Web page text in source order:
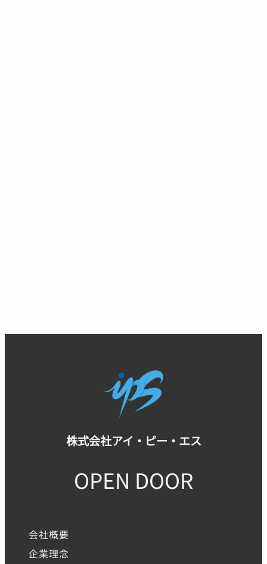
株式会社アイ・ピー・エス
OPEN DOOR
会社概要
企業理念